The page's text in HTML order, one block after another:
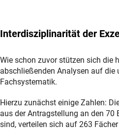
Interdisziplinarität der
Wie schon zuvor stützen sich die
abschließenden Analysen auf die
Fachsystematik.
Hierzu zunächst einige Zahlen:
aus der Antragstellung an den 70
sind, verteilen sich auf 263